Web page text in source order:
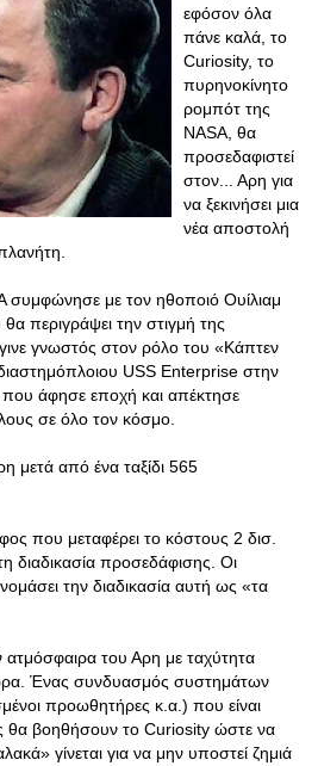
εφόσον όλα
πάνε καλά, το
Curiosity, το
πυρηνοκίνητο
ρομπότ της
NASA, θα
προσεδαφιστεί
στον... Αρη για
να ξεκινήσει μια
νέα αποστολή
συμφώνησε με τον ηθοποιό Ουίλιαμ
θα περιγράψει την στιγμή της
γνωστός στον ρόλο του «Κάπτεν
USS Enterprise στην
που άφησε εποχή και απέκτησε
σε όλο τον κόσμο.
μετά από ένα ταξίδι 565
που μεταφέρει το κόστους 2 δισ.
διαδικασία προσεδάφισης. Οι
την διαδικασία αυτή ως «τα
ατμόσφαιρα του Αρη με ταχύτητα
Ένας συνδυασμός συστημάτων
προωθητήρες κ.α.) που είναι
βοηθήσουν το Curiosity ώστε να
γίνεται για να μην υποστεί ζημιά